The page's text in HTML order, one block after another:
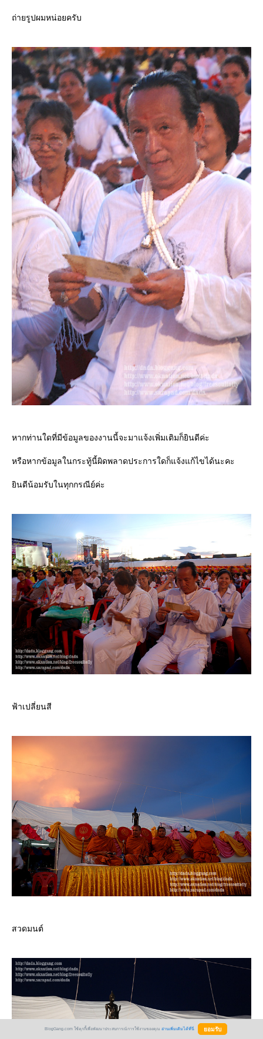
ถ่ายรูปผมหน่อยครับ
หากท่านใดที่มีข้อมูลของงานนี้จะมาแจ้งเพิ่มเติมก็ยินดีค่ะ
หรือหากข้อมูลในกระทู้นี้ผิดพลาดประการใดก็แจ้งแก้ไขได้นะคะ
ินดีน้อมรับในทุกกรณีย์ค่ะ
ฟ้าเปลี่ยนสี
สวดมนต์
BlogGang.com ใช้คุกกี้เพื่อพัฒนาประสบการณ์การใช้งานของคุณ อ่านเพิ่มเติมได้ที่นี่